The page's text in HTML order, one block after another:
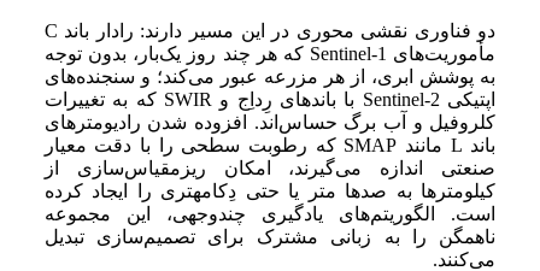
دو فناوری نقشی محوری در این مسیر دارند: رادار باند C
مأموریت‌های Sentinel-1 که هر چند روز یک‌بار، بدون توجه
به پوشش ابری، از هر مزرعه عبور می‌کند؛ و سنجنده‌های
اپتیکی Sentinel-2 با باندهای رِد‌اِج و SWIR که به تغییرات
کلروفیل و آب برگ حساس‌اند. افزوده شدن رادیومترهای
باند L مانند SMAP که رطوبت سطحی را با دقت معیار
صنعتی اندازه می‌گیرند، امکان ریزمقیاس‌سازی از
کیلومترها به صدها متر یا حتی دِکامهتری را ایجاد کرده
است. الگوریتم‌های یادگیری چندوجهی، این مجموعه
ناهمگن را به زبانی مشترک برای تصمیم‌سازی تبدیل
می‌کنند.